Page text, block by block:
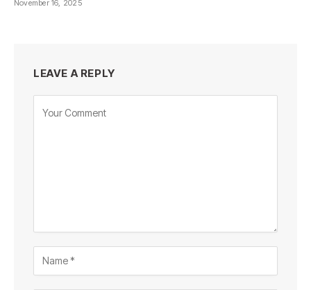
November 16, 2025
LEAVE A REPLY